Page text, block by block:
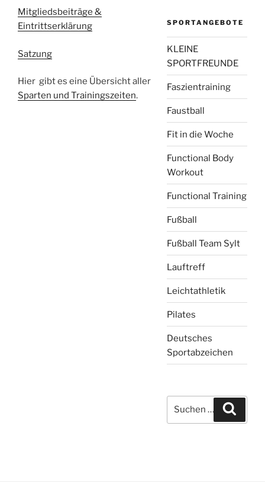
Mitgliedsbeiträge &
Eintrittserklärung
Satzung
Hier gibt es eine Übersicht aller
Sparten und Trainingszeiten.
SPORTANGEBOTE
KLEINE
SPORTFREUNDE
Faszientraining
Faustball
Fit in die Woche
Functional Body
Workout
Functional Training
Fußball
Fußball Team Sylt
Lauftreff
Leichtathletik
Pilates
Deutsches
Sportabzeichen
nach: